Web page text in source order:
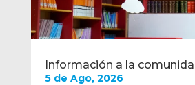
Información a la
5 de Ago, 2026